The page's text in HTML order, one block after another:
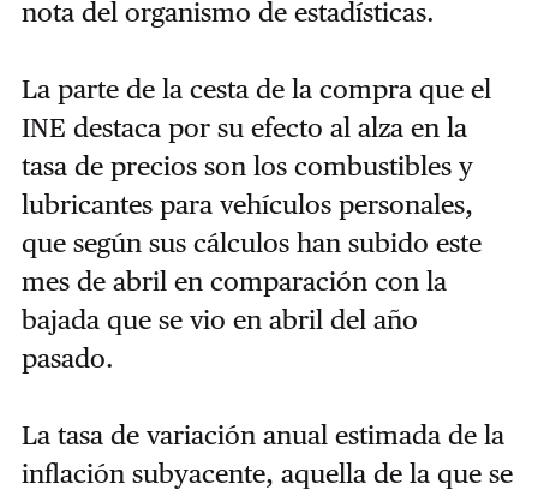
nota del organismo de estadísticas.
La parte de la cesta de la compra que el
INE destaca por su efecto al alza en la
tasa de precios son los combustibles y
lubricantes para vehículos personales,
que según sus cálculos han subido este
mes de abril en comparación con la
bajada que se vio en abril del año
pasado.
La tasa de variación anual estimada de la
inflación subyacente, aquella de la que se